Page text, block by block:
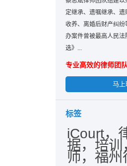
定继承、遗嘱继承、遗
收养、离婚后财产纠
办案件曾被最高人民法
选》...
专业高效的律师团
马上
标签
iCourt，
据，培训
师，福州